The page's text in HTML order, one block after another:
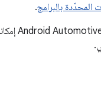
المحدّدة بالبرامج.